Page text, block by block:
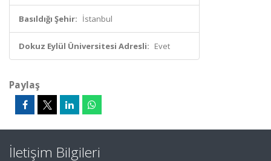
Basıldığı Şehir: İstanbul
Dokuz Eylül Üniversitesi Adresli: Evet
Paylaş
İletişim Bilgileri